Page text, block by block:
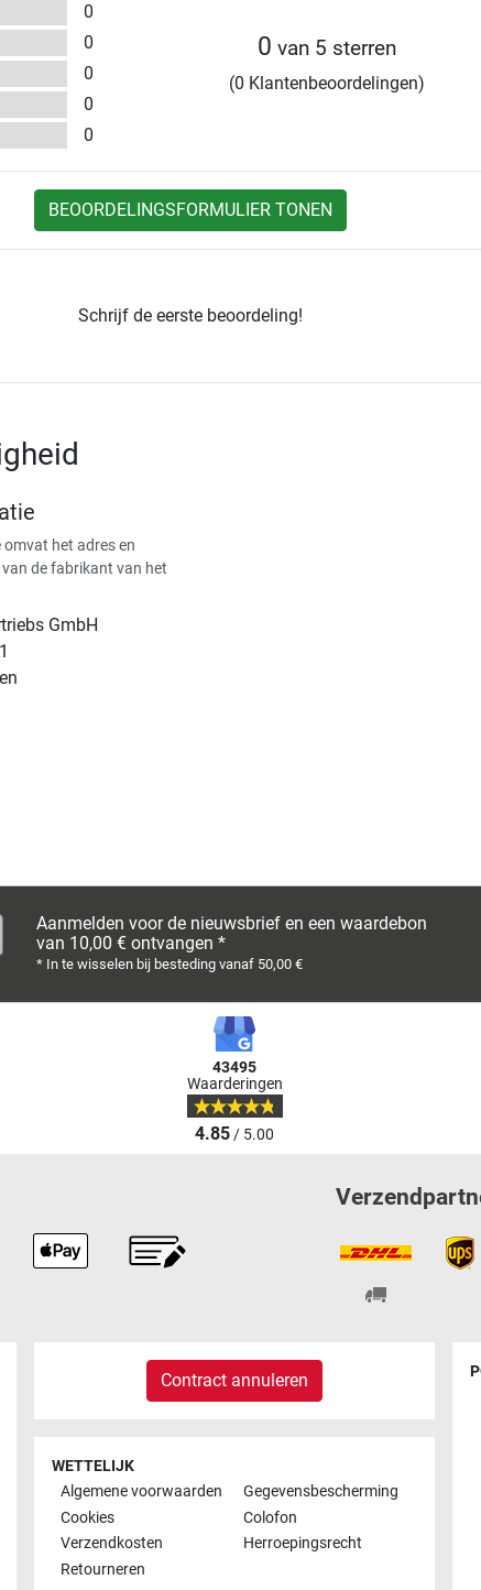
0
0
0
0
0
0 van 5 sterren
(0 Klantenbeoordelingen)
BEOORDELINGSFORMULIER TONEN
Schrijf de eerste beoordeling!
het adres en
de fabrikant van het
GmbH
Aanmelden voor de nieuwsbrief en een waardebon
van 10,00 € ontvangen *
* In te wisselen bij besteding vanaf 50,00 €
43495
Waarderingen
4.85/ 5.00
Contract annuleren
WETTELIJK
Algemene voorwaarden
Gegevensbescherming
Cookies
Colofon
Verzendkosten
Herroepingsrecht
Retourneren